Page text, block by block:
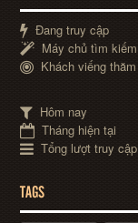
Đang truy cập
Máy chủ tìm kiếm
Khách viếng thăm
Hôm nay
Tháng hiện tại
Tổng lượt truy cập
TAGS